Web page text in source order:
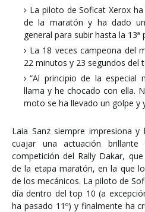
La piloto de Soficat Xerox
de la maratón y ha dado
general para subir hasta la 13ª
La 18 veces campeona del
22 minutos y 23 segundos del
“Al principio de la especial
llama y he chocado con ella.
moto se ha llevado un golpe y
Laia Sanz siempre impresiona
cuajar una actuación
competición del Rally Dakar,
de la etapa maratón, en la que
de los mecánicos. La piloto de
día dentro del top 10 (a
ha pasado 11º) y finalmente ha